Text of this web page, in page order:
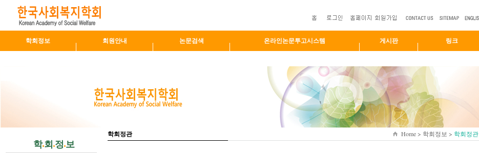
학회정보 회원안내 논문검색 온라인논문투고시스템 게시판 링크
학회 정 보
학회정관 Home > 학회정보 > 학회정관